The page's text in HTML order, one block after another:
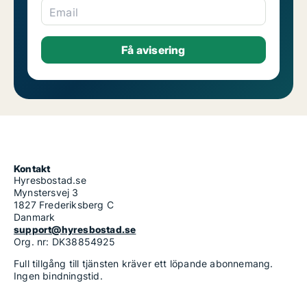
Email
Kontakt
Hyresbostad.se
Mynstersvej 3
1827 Frederiksberg C
Danmark
support@hyresbostad.se
Org. nr: DK38854925
Full tillgång till tjänsten kräver ett löpande abonnemang.
Ingen bindningstid.